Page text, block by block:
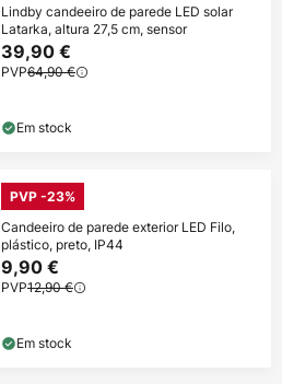
Lindby candeeiro de parede LED solar
Latarka, altura 27,5 cm, sensor
39,90 €
PVP64,90 €
Em stock
PVP -23%
Candeeiro de parede exterior LED Filo,
plástico, preto, IP44
9,90 €
PVP12,90 €
Em stock